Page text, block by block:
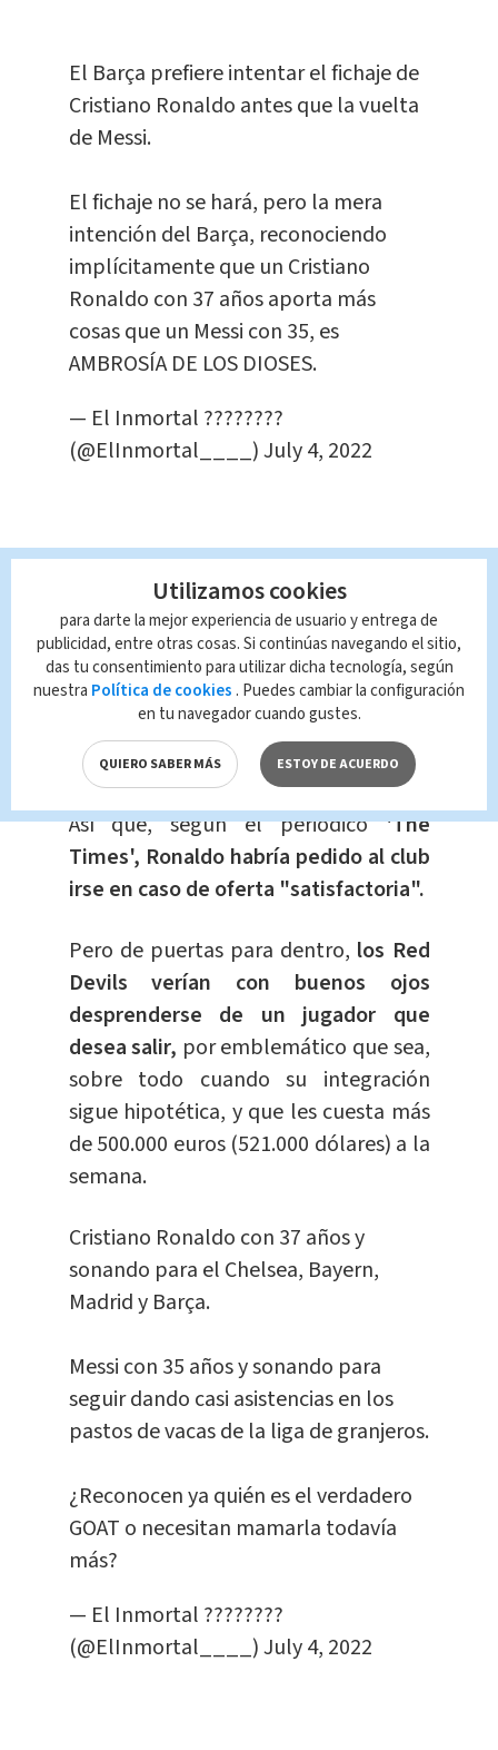
El Barça prefiere intentar el fichaje de
Cristiano Ronaldo antes que la vuelta
de Messi.
El fichaje no se hará, pero la mera
intención del Barça, reconociendo
implícitamente que un Cristiano
Ronaldo con 37 años aporta más
cosas que un Messi con 35, es
AMBROSÍA DE LOS DIOSES.
— El Inmortal ????????
(@ElInmortal____)July 4, 2022
La llegada al banquillo de Erik Ten
Hag, técnico al que le gusta que su
equipo presione alto y trabaje mucho,
no deja presagiar una alta
compatibilidad entre el técnico y su
estrella.
Así que, según el periódico'The
Times', Ronaldo habría pedido al club
irse en caso de oferta "satisfactoria".
Pero de puertas para dentro, los Red
Devils verían con buenos ojos
desprenderse de un jugador que
desea salir, por emblemático que sea,
sobre todo cuando su integración
sigue hipotética, y que les cuesta más
de 500.000 euros (521.000 dólares) a la
semana.
Cristiano Ronaldo con 37 años y
sonando para el Chelsea, Bayern,
Madrid y Barça.
Messi con 35 años y sonando para
seguir dando casi asistencias en los
pastos de vacas de la liga de granjeros.
¿Reconocen ya quién es el verdadero
GOAT o necesitan mamarla todavía
más?
— El Inmortal ????????
(@ElInmortal____)July 4, 2022
Utilizamos cookies
para darte la mejor experiencia de usuario y entrega de
publicidad, entre otras cosas. Si continúas navegando el sitio,
das tu consentimiento para utilizar dicha tecnología, según
nuestra Política de cookies . Puedes cambiar la configuración
en tu navegador cuando gustes.
QUIERO SABER MÁS ESTOY DE ACUERDO